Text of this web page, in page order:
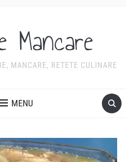
Mancare
MANCARE, RETETE CULINARE
MENU